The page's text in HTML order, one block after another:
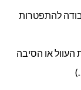
להתפטרות
או הסיבה